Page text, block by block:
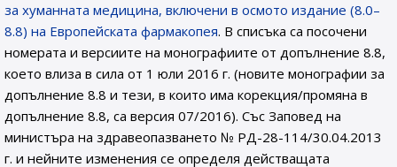
за хуманната медицина, включени в осмото издание (8.0–
8.8) на Европейската фармакопея. В списъка са посочени
номерата и версиите на монографиите от допълнение 8.8,
което влиза в сила от 1 юли 2016 г. (новите монографии за
допълнение 8.8 и тези, в които има корекция/промяна в
допълнение 8.8, са версия 07/2016). Със Заповед на
министъра на здравеопазването № РД-28-114/30.04.2013
г. и нейните изменения се определя действащата